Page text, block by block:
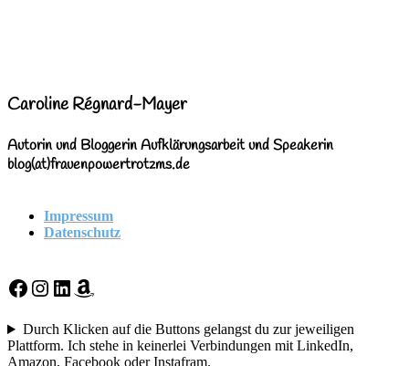
Caroline Régnard-Mayer
Autorin und Bloggerin Aufklärungsarbeit und Speakerin
blog(at)frauenpowertrotzms.de
Impressum
Datenschutz
Facebook Instagram LinkedIn Amazon
Durch Klicken auf die Buttons gelangst du zur jeweiligen
Plattform. Ich stehe in keinerlei Verbindungen mit LinkedIn,
Amazon, Facebook oder Instafram.